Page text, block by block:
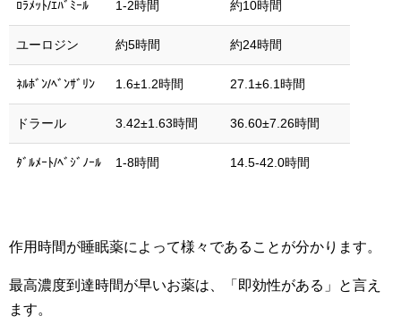
ﾛﾗﾒｯﾄ/ｴﾊﾞﾐｰﾙ 1-2時間 約10時間
ユーロジン 約5時間 約24時間
ﾈﾙﾎﾞﾝ/ﾍﾞﾝｻﾞﾘﾝ 1.6±1.2時間 27.1±6.1時間
ドラール 3.42±1.63時間 36.60±7.26時間
ﾀﾞﾙﾒｰﾄ/ﾍﾞｼﾞﾉｰﾙ 1-8時間 14.5-42.0時間
作用時間が睡眠薬によって様々であることが分かります。
最高濃度到達時間が早いお薬は、「即効性がある」と言え
ます。